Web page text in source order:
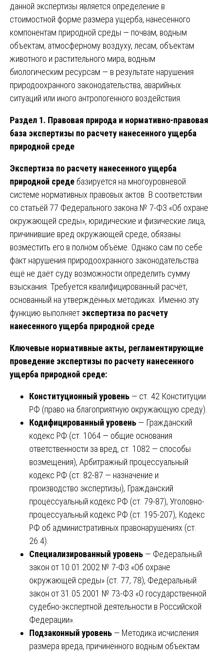
данной экспертизы является определение в
стоимостной форме размера ущерба, нанесенного
компонентам природной среды — почвам, водным
объектам, атмосферному воздуху, лесам, объектам
животного и растительного мира, водным
биологическим ресурсам — в результате нарушения
природоохранного законодательства, аварийных
ситуаций или иного антропогенного воздействия.
Раздел 1. Правовая природа и нормативно-правовая
база экспертизы по расчету нанесенного ущерба
природной среде
Экспертиза по расчету нанесенного ущерба
природной среде базируется на многоуровневой
системе нормативных правовых актов. В соответствии
со статьёй 77 Федерального закона № 7-ФЗ «Об охране
окружающей среды», юридические и физические лица,
причинившие вред окружающей среде, обязаны
возместить его в полном объёме. Однако сам по себе
факт нарушения природоохранного законодательства
ещё не даёт суду возможности определить сумму
взыскания. Требуется квалифицированный расчёт,
основанный на утверждённых методиках. Именно эту
функцию выполняет экспертиза по расчету
нанесенного ущерба природной среде
Ключевые нормативные акты, регламентирующие
проведение экспертизы по расчету нанесенного
ущерба природной среде:
Конституционный уровень — ст. 42 Конституции
РФ (право на благоприятную окружающую среду).
Кодифицированный уровень — Гражданский
кодекс РФ (ст. 1064 — общие основания
ответственности за вред, ст. 1082 — способы
возмещения), Арбитражный процессуальный
кодекс РФ (ст. 82-87 — назначение и
производство экспертизы), Гражданский
процессуальный кодекс РФ (ст. 79-87), Уголовно-
процессуальный кодекс РФ (ст. 195-207), Кодекс
РФ об административных правонарушениях (ст.
26.4).
Специализированный уровень — Федеральный
закон от 10.01.2002 № 7-ФЗ «Об охране
окружающей среды» (ст. 77, 78), Федеральный
закон от 31.05.2001 № 73-ФЗ «О государственной
судебно-экспертной деятельности в Российской
Федерации».
Подзаконный уровень — Методика исчисления
размера вреда, причинённого водным объектам